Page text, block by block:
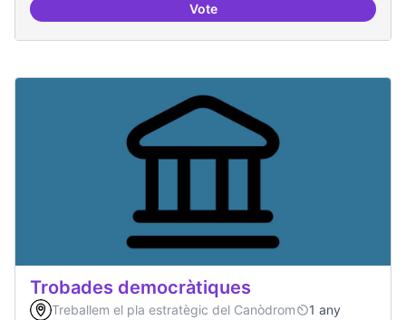
VoteSuport a projectes digitals i
Trobades democràtiques
Treballem el pla estratègic del Canòdrom
1 any